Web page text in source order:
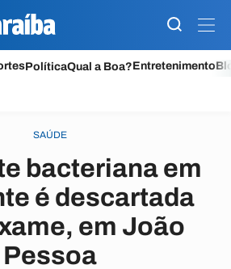
PolíticaQual a Boa?Entretenimento
SAÚDE
bacteriana em
é descartada
em João
Pessoa